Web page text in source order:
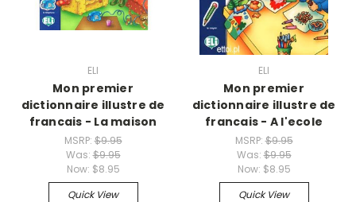
ELI
Mon premier
dictionnaire illustre de
francais - La maison
MSRP:$9.95
Was:$9.95
Now: $8.95
Quick View
ELI
Mon premier
dictionnaire illustre de
francais - A l'ecole
MSRP:$9.95
Was:$9.95
Now: $8.95
Quick View